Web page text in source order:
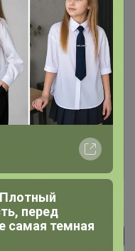
вопрос
на сайте
минуты
перед
самая темная